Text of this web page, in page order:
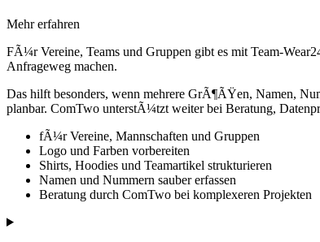
Mehr erfahren
FÃ¼r Vereine, Teams und Gruppen gibt es mit Team-
Anfrageweg machen.
Das hilft besonders, wenn mehrere GrÃ¶ÃŸen, Namen,
planbar. ComTwo unterstÃ¼tzt weiter bei Beratung,
fÃ¼r Vereine, Mannschaften und Gruppen
Logo und Farben vorbereiten
Shirts, Hoodies und Teamartikel strukturieren
Namen und Nummern sauber erfassen
Beratung durch ComTwo bei komplexeren Projekten